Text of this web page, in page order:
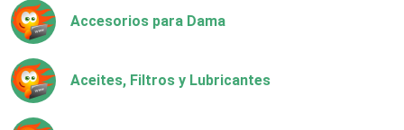
Accesorios para Dama
Aceites, Filtros y Lubricantes